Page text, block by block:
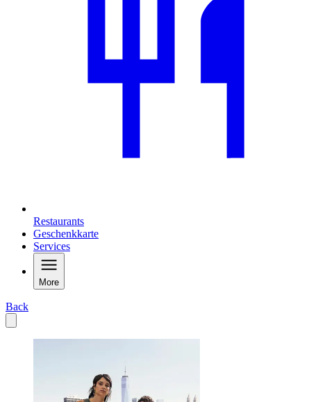
Restaurants
Geschenkkarte
Services
More
Back